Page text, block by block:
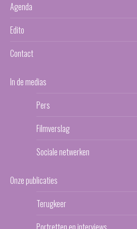
Agenda
Edito
Contact
In de medias
Pers
Filmverslag
Sociale netwerken
Onze publicaties
Terugkeer